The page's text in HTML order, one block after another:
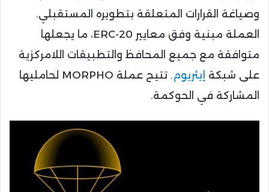
وصياغة القرارات المتعلقة بتطويره المستقبلي.
العملة مبنية وفق معايير ERC-20، ما يجعلها
متوافقة مع جميع المحافظ والتطبيقات اللامركزية
على شبكة إيثريوم
. تتيح عملة MORPHO لحامليها
المشاركة في الحوكمة.